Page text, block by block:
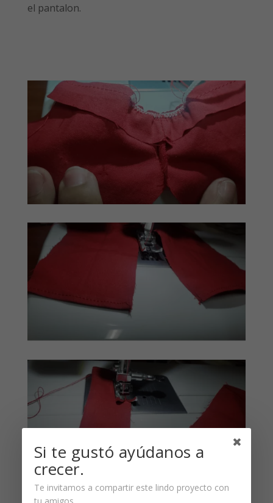
el pantalon.
Si te gustó ayúdanos a
crecer.
Te invitamos a compartir este lindo proyecto con
tu amigos.